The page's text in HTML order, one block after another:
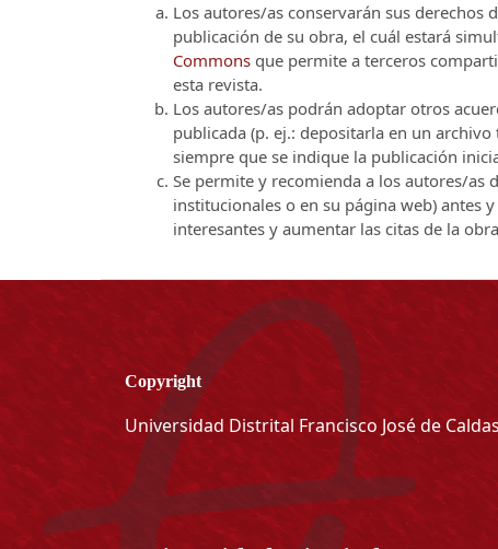
Los autores/as conservarán sus
publicación de su obra, el cuál estará
Commons que permite a terceros
esta revista.
Los autores/as podrán adoptar otros
publicada (p. ej.: depositarla en un
siempre que se indique la publicación
Se permite y recomienda a los autores/as
institucionales o en su página web) antes
interesantes y aumentar las citas de la
Copyright
Universidad Distrital Francisco José de Caldas